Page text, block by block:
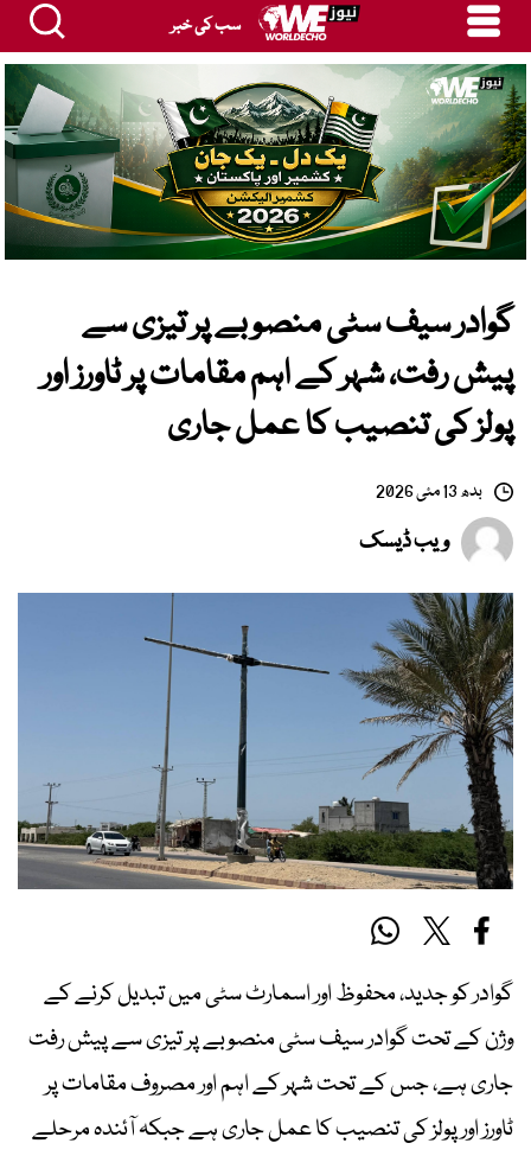
سب کی خبر
گوادر سیف سٹی منصوبے پر تیزی سے
پیش رفت، شہر کے اہم مقامات پر ٹاورز اور
پولز کی تنصیب کا عمل جاری
بدھ 13 مئی 2026
ویب ڈیسک
گوادر کو جدید، محفوظ اور اسمارٹ سٹی میں تبدیل کرنے کے
وژن کے تحت گوادر سیف سٹی منصوبے پر تیزی سے پیش رفت
جاری ہے، جس کے تحت شہر کے اہم اور مصروف مقامات پر
ٹاورز اور پولز کی تنصیب کا عمل جاری ہے جبکہ آئندہ مرحلے